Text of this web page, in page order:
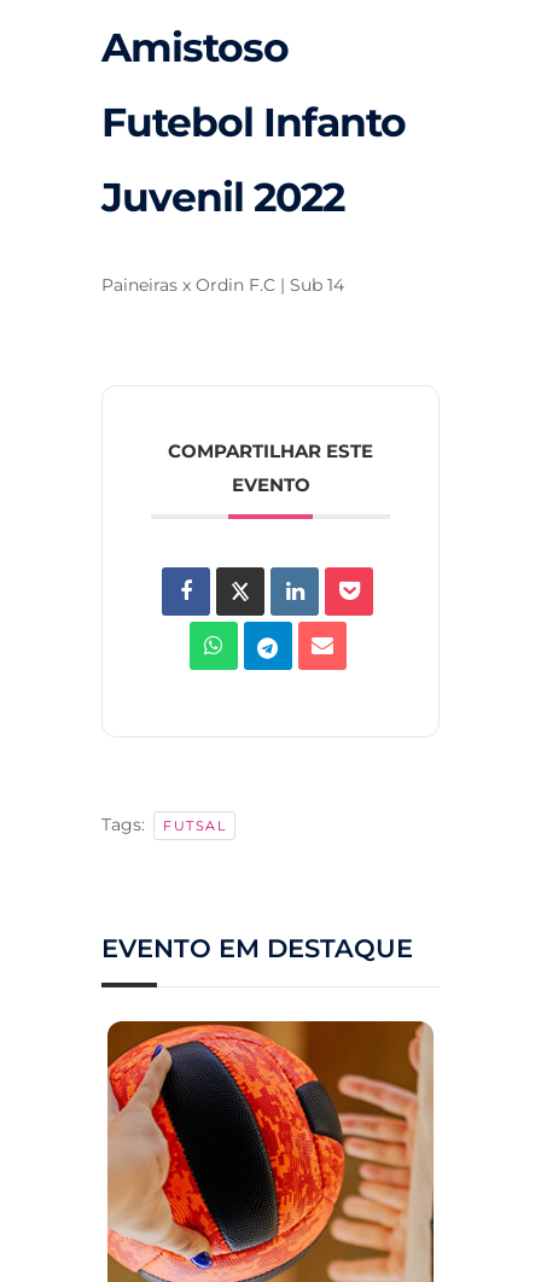
Amistoso
Futebol Infanto
Juvenil 2022
Paineiras x Ordin F.C | Sub 14
COMPARTILHAR ESTE
EVENTO
Tags: FUTSAL
EVENTO EM DESTAQUE